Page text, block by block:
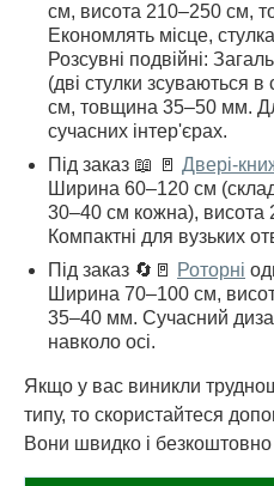
см, висота 210–250 см,
Економлять місце,
Розсувні подвійні:
(дві стулки зсуваються
см, товщина 35–50 мм.
сучасних інтер'єрах.
Під заказ 📖 🚪 Двері-
Ширина 60–120 см
30–40 см кожна),
Компактні для вузьких
Під заказ 🔄🚪 Роторні
Ширина 70–100 см,
35–40 мм. Сучасний
навколо осі.
Якщо у вас виникли
типу, то скористайтеся
Вони швидко і безкоштовно